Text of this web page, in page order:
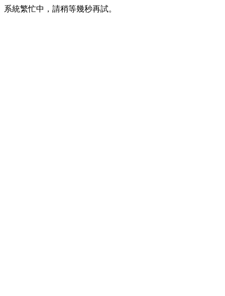
系統繁忙中，請稍等幾秒再試。